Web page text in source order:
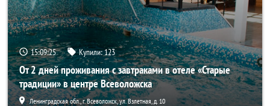
15:09:22 Купили:123
От 2 дней проживания с завтраками в отеле «Старые
традиции» в центре Всеволожска
Ленинградская обл., г. Всеволожск, ул. Взлетная, д. 10